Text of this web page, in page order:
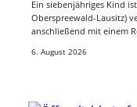
Ein siebenjähriges Kind
Oberspreewald-Lausitz)
anschließend mit einem
6. August 2026